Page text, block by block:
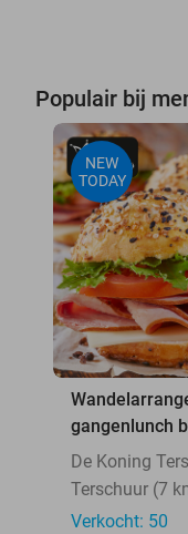
Populair bij
NEW
TODAY
gangenlunch
De Koning
Terschuur (7
Verkocht: 50